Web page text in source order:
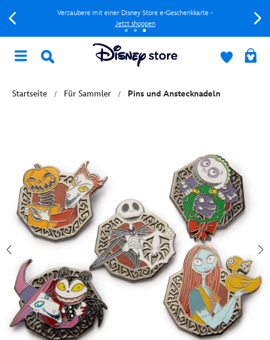
Verzaubere mit einer Disney Store e-Geschenkkarte -
Jetzt shoppen
Startseite Für Sammler Pins und Anstecknadeln